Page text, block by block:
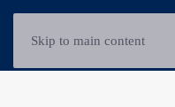
Skip to main content